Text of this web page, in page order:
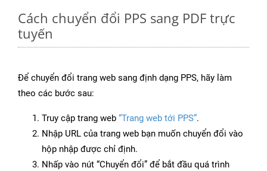
Cách chuyển đổi PPS sang PDF trực
tuyến
Để chuyển đổi trang web sang định dạng PPS, hãy làm
theo các bước sau:
Truy cập trang web “Trang web tới PPS”.
Nhập URL của trang web bạn muốn chuyển đổi vào
hộp nhập được chỉ định.
Nhấp vào nút “Chuyển đổi” để bắt đầu quá trình